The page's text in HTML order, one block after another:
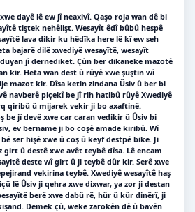
dayê lê ew jî neaxivî. Qaşo roja wan dê bi
tiştek nehêlişt. Wesayît êdî bûbû hespê
lava dikir ku hêdîka here lê kî ew seh
bajarê dilê xwediyê wesayîtê, wesayît
jî dernediket. Çûn ber dikaneke mazotê
kir. Heta wan dest û rûyê xwe şuştin wî
mazot kir. Dîsa ketin zindana Ûsiv û ber bi
navberê piçekî be jî rih hatibû rûyê Xwediyê
qiribû û mijarek vekir ji bo axaftinê.
be jî devê xwe car caran vedikir û Ûsiv bi
ev bername ji bo coşê amade kiribû. Wî
ser hişê xwe û coş û keyf destpê bike. Ji
girt û destê xwe avêt teybê dîsa. Lê encam
deste wî girt û ji teybê dûr kir. Serê xwe
vekirina teybê. Xwediyê wesayîtê haş
lê Ûsiv ji qehra xwe dixwar, ya zor ji destan
berê xwe dabû rê, hûr û kûr dinêrî, ji
Demek çû, weke zarokên dê û bavên